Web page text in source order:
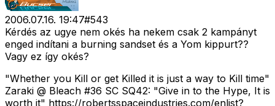
2006.07.16. 19:47#543
Kérdés az ugye nem okés ha nekem csak 2 kampányt
enged indítani a burning sandset és a Yom kippurt??
Vagy ez így okés?
"Whether you Kill or get Killed it is just a way to Kill time"
Zaraki @ Bleach #36 SC SQ42: "Give in to the Hype, It is
worth it" https://robertsspaceindustries.com/enlist?